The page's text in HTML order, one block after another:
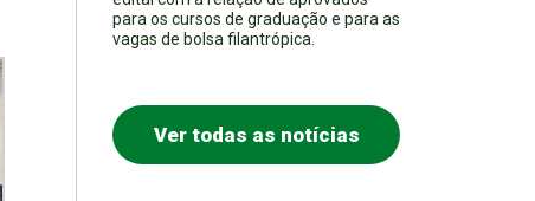
para os cursos de graduação e para as
vagas de bolsa filantrópica.
Ver todas as notícias